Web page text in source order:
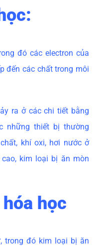
đó các electron của
đến các chất trong môi
ra ở các chi tiết bằng
những thiết bị thường
khí oxi, hơi nước ở
kim loại bị ăn mòn
học
trong đó kim loại bị ăn